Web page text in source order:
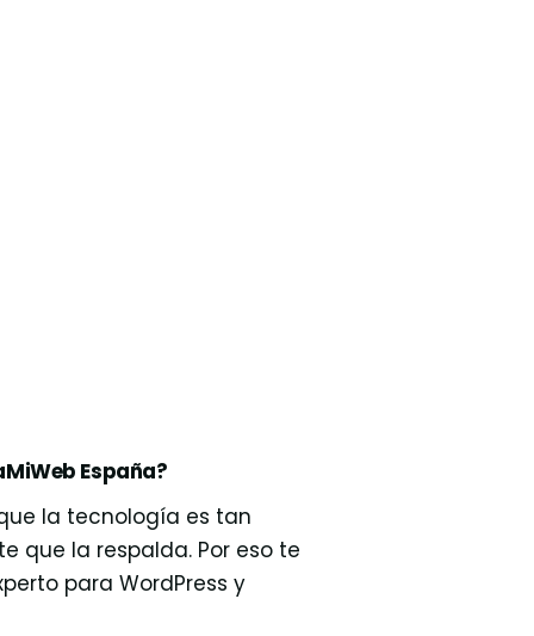
España?
la tecnología es tan
que la respalda. Por eso te
para WordPress y